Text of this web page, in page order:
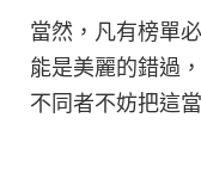
當然，凡有榜單
能是美麗的錯過
不同者不妨把這